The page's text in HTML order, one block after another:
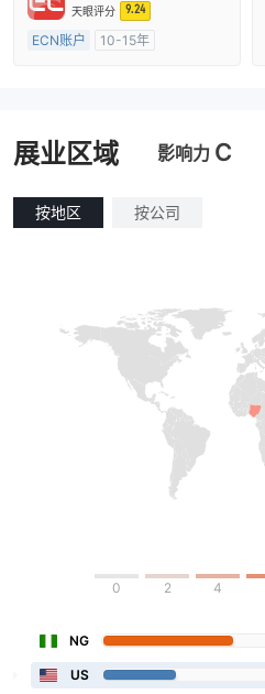
天眼评分 9.24
ECN账户
10-15年
展业区域 影响力 C
按地区 按公司
0 2 4
NG
US